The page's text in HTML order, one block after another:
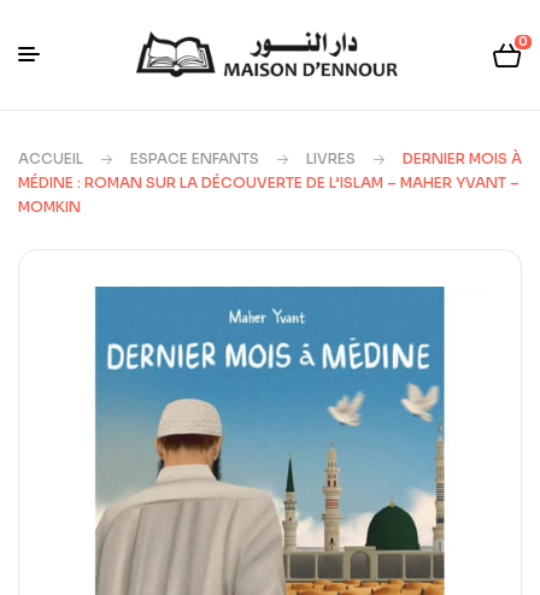
0
ACCUEIL ESPACE ENFANTS LIVRES
DERNIER MOIS À
MÉDINE : ROMAN SUR LA DÉCOUVERTE DE L’ISLAM – MAHER YVANT –
MOMKIN